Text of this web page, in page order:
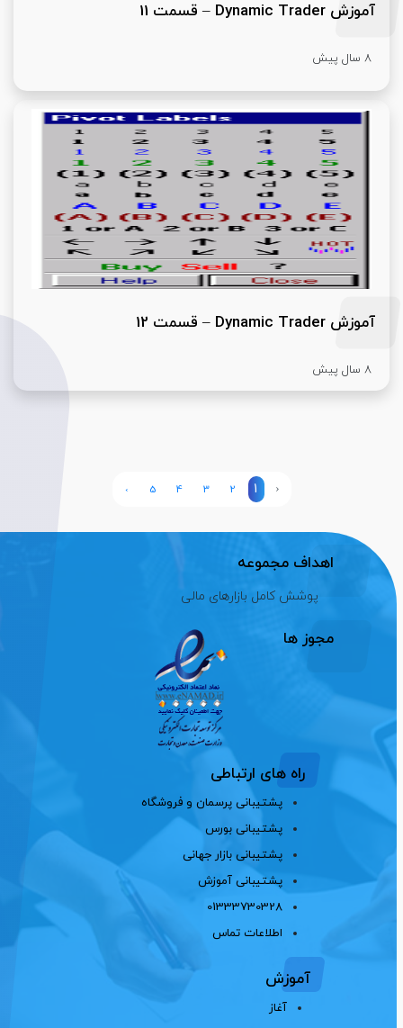
آموزش Dynamic Trader – قسمت 11
8 سال پیش
آموزش Dynamic Trader – قسمت 12
8 سال پیش
‹
1
2
3
4
5
›
اهداف مجموعه
پوشش کامل بازارهای مالی
مجوز ها
راه های ارتباطی
پشتیبانی پرسمان و فروشگاه
پشتیبانی بورس
پشتیبانی بازار جهانی
پشتیبانی آموزش
01333730328
اطلاعات تماس
آموزش
آغاز